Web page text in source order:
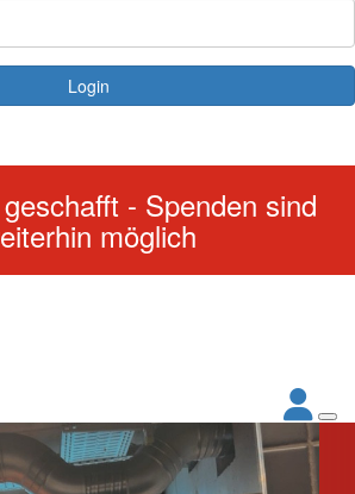
Login
- Spenden sind
möglich